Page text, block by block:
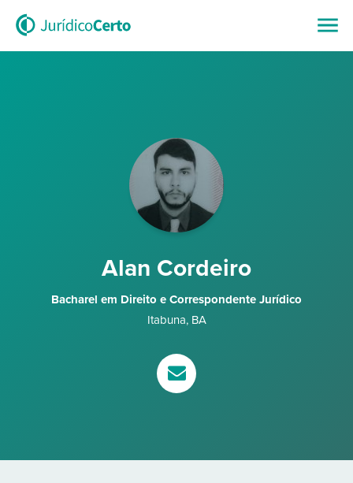
Alan Cordeiro
Bacharel em Direito e Correspondente Jurídico
Itabuna, BA